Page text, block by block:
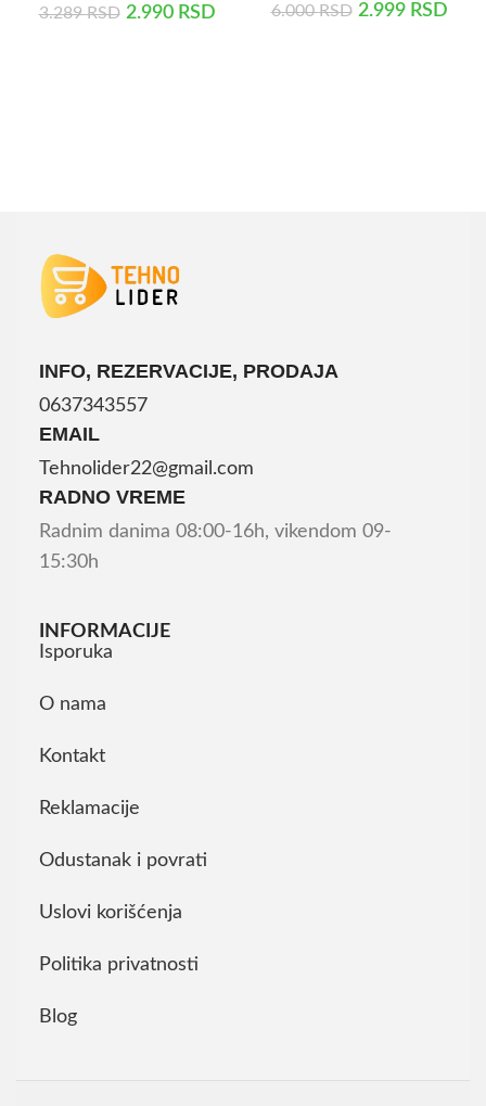
3.289RSD 2.990 RSD 6.000RSD 2.999 RSD
INFO, REZERVACIJE, PRODAJA
0637343557
EMAIL
Tehnolider22@gmail.com
RADNO VREME
Radnim danima 08:00-16h, vikendom 09-
15:30h
INFORMACIJE
Isporuka
O nama
Kontakt
Reklamacije
Odustanak i povrati
Uslovi korišćenja
Politika privatnosti
Blog